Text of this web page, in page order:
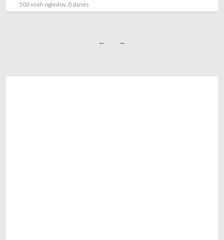
503 vseh ogledov, 0 danes
← →